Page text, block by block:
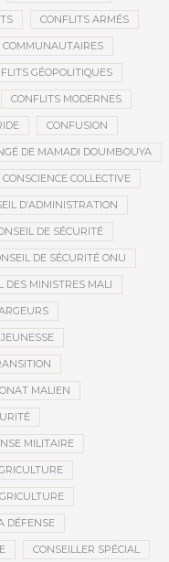
CONFLITS ARMÉS
COMMUNAUTAIRES
GÉOPOLITIQUES
CONFLITS MODERNES
CONFUSION
DE MAMADI DOUMBOUYA
CONSCIENCE COLLECTIVE
D’ADMINISTRATION
DE SÉCURITÉ
DE SÉCURITÉ ONU
DES MINISTRES MALI
MALIEN
MILITAIRE
DÉFENSE
CONSEILLER SPÉCIAL